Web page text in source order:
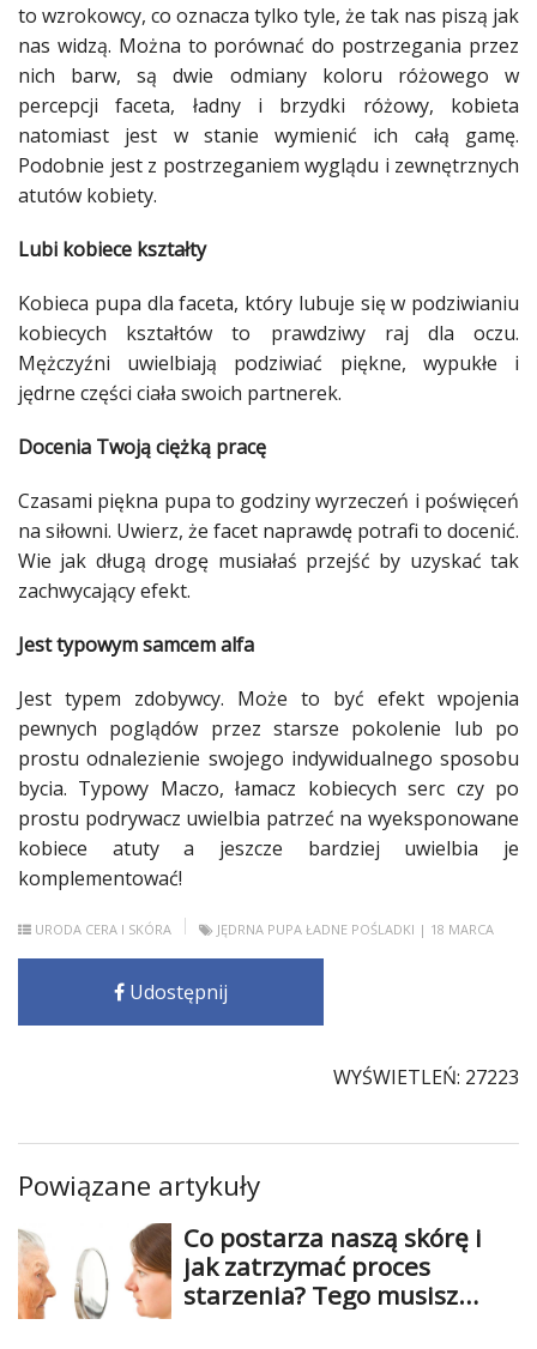
Recenzje
Studniówka
Dodaj
«
Dodaj
Dodaj
Dodaj
Dodaj
artykuł
Najlepsze
to wzrokowcy, co oznacza tylko tyle, że tak nas piszą jak
nas widzą. Można to porównać do postrzegania przez
nich barw, są dwie odmiany koloru różowego w
percepcjifaceta, ładny i brzydki różowy, kobieta
natomiast jest w stanie wymienić ich całą gamę.
Podobnie jest z postrzeganiem wyglądu i zewnętrznych
atutów kobiety.
Lubi kobiece kształty
Kobieca pupa dlafaceta, który lubuje się w podziwianiu
kobiecych kształtów to prawdziwyraj dla oczu.
Mężczyźni uwielbiają podziwiać piękne, wypukłe i
jędrne części ciała swoich partnerek.
Docenia Twoją ciężką pracę
Czasami piękna pupa to godziny wyrzeczeń i poświęceń
na siłowni. Uwierz, że facet naprawdę potrafi to docenić.
Wie jak długą drogę musiałaś przejść by uzyskać tak
zachwycający efekt.
Jest typowym samcem alfa
Jest typem zdobywcy. Może to być efekt wpojenia
pewnych poglądów przez starsze pokolenie lub po
prostu odnalezienie swojego indywidualnego sposobu
bycia. Typowy Maczo, łamacz kobiecych serc czy po
prostu podrywacz uwielbia patrzeć na wyeksponowane
kobiece atuty a jeszcze bardziej uwielbia je
komplementować!
URODA CERA I SKÓRA JĘDRNA PUPA ŁADNE POŚLADKI | 18 MARCA
Udostępnij
WYŚWIETLEŃ: 27223
Powiązane artykuły
Co postarza naszą skórę i
jak zatrzymać proces
starzenia? Tego musisz